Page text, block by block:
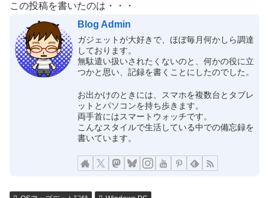
この投稿を書いたのは・・・
Blog Admin
ガジェットが大好きで、ほぼ毎月何かしら調達
しております。
無駄遣い扱いされたくないのと、何かの役に立
つかと思い、記録を書くことにしたのでした。
お出かけのときには、スマホを複数台とタブレ
ットとパソコンを持ち歩きます。
両手首にはスマートウォッチです。
こんなスタイルで生活している中での備忘録を
書いています。